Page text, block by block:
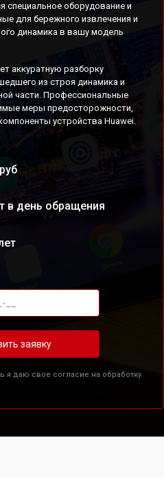
специальное оборудование и
для бережного извлечения и
динамика в вашу модель
аккуратную разборку
из строя динамика и
части. Профессиональные
меры предосторожности,
устройства Huawei.
руб
в день обращения
заявку
я даю свое согласие на обработку